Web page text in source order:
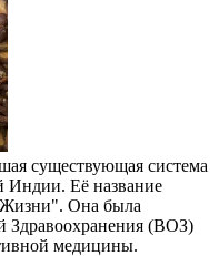
существующая система
Индии. Её название
Жизни". Она была
Здравоохранения (ВОЗ)
медицины.